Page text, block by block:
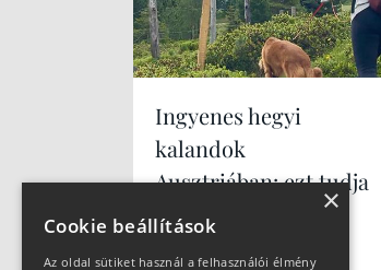
Ingyenes hegyi
kalandok
Ausztriában: ezt tudja
Murau családdal és
×
Cookie beállítások
Az oldal sütiket használ a felhasználói élmény